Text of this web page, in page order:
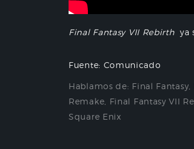
Final FantasyVII Rebirthya
Fuente: Comunicado
Hablamos de: Final Fantasy
Remake Final Fantasy VII
Square Enix